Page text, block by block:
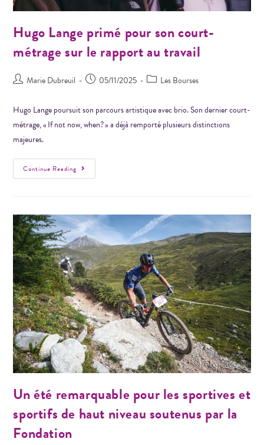
Hugo Lange primé pour son court-
métrage sur le rapport au travail
Marie Dubreuil 05/11/2025 Les Bourses
Hugo Lange poursuit son parcours artistique avec brio. Son dernier court-
métrage, « If not now, when? » a déjà remporté plusieurs distinctions
majeures.
Continue Reading
Un été remarquable pour les sportives et
sportifs de haut niveau soutenus par la
Fondation